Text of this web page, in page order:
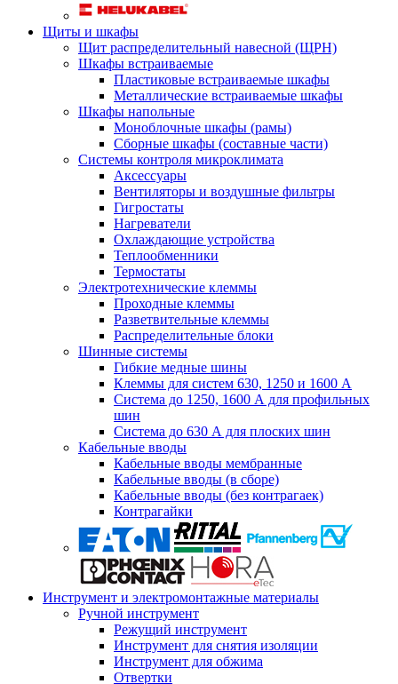
Щиты и шкафы
Щит распределительный навесной (ЩРН)
Шкафы встраиваемые
Пластиковые встраиваемые шкафы
Металлические встраиваемые шкафы
Шкафы напольные
Моноблочные шкафы (рамы)
Сборные шкафы (составные части)
Системы контроля микроклимата
Аксессуары
Вентиляторы и воздушные фильтры
Гигростаты
Нагреватели
Охлаждающие устройства
Теплообменники
Термостаты
Электротехнические клеммы
Проходные клеммы
Разветвительные клеммы
Распределительные блоки
Шинные системы
Гибкие медные шины
Клеммы для систем 630, 1250 и 1600 А
Система до 1250, 1600 А для профильных
шин
Система до 630 А для плоских шин
Кабельные вводы
Кабельные вводы мембранные
Кабельные вводы (в сборе)
Кабельные вводы (без контрагаек)
Контрагайки
Инструмент и электромонтажные материалы
Ручной инструмент
Режущий инструмент
Инструмент для снятия изоляции
Инструмент для обжима
Отвертки